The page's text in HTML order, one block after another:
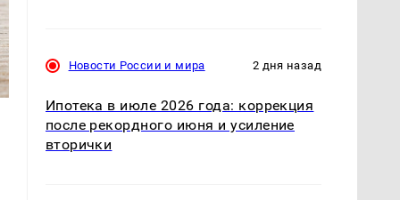
Новости России и мира 2 дня назад
Ипотека в июле 2026 года: коррекция
после рекордного июня и усиление
вторички